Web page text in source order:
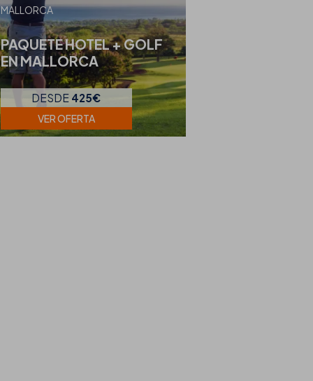
MALLORCA
PAQUETE HOTEL + GOLF
EN MALLORCA
DESDE 425€
VER OFERTA